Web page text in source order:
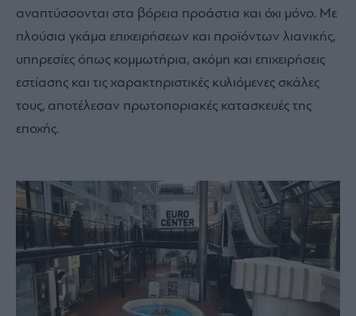
αναπτύσσονται στα βόρεια προάστια και όχι μόνο. Με
πλούσια γκάμα επιχειρήσεων και προϊόντων λιανικής,
υπηρεσίες όπως κομμωτήρια, ακόμη και επιχειρήσεις
εστίασης και τις χαρακτηριστικές κυλιόμενες σκάλες
τους, αποτέλεσαν πρωτοποριακές κατασκευές της
εποχής.